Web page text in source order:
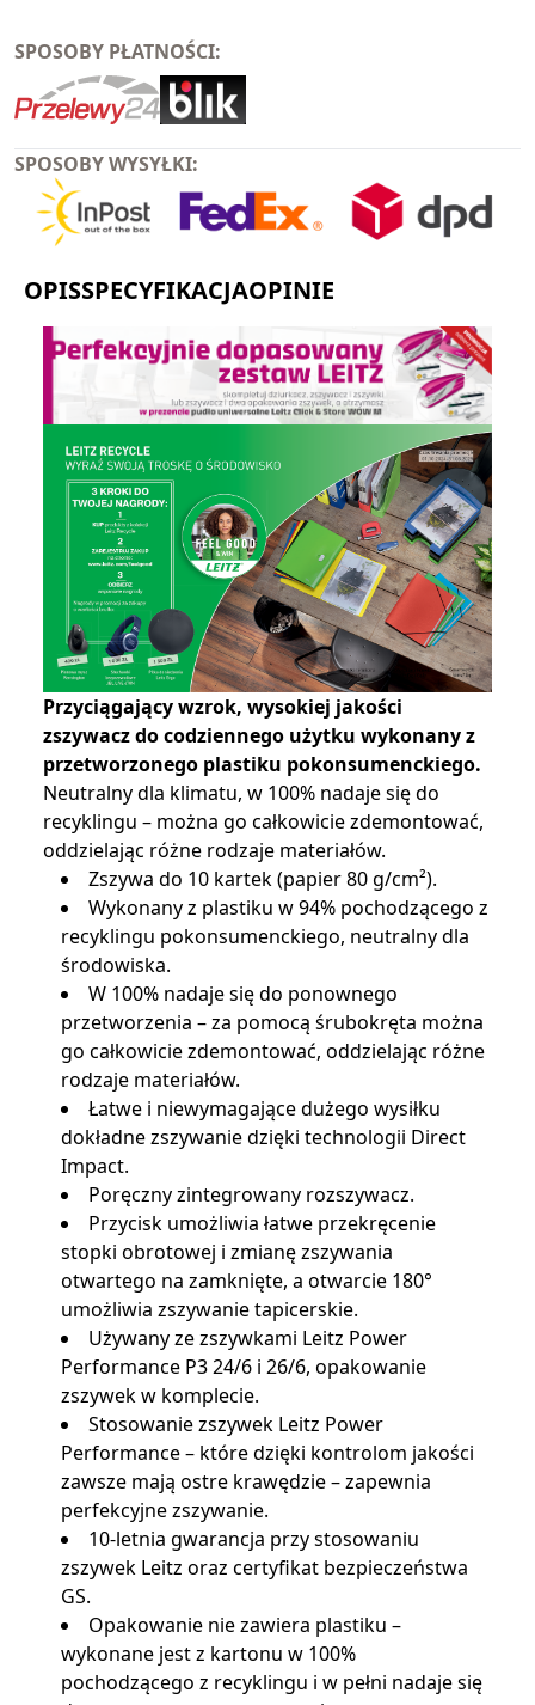
SPOSOBY PŁATNOŚCI:
SPOSOBY WYSYŁKI:
OPISSPECYFIKACJAOPINIE
Przyciągający wzrok, wysokiej jakości
zszywacz do codziennego użytku wykonany z
przetworzonego plastiku pokonsumenckiego.
Neutralny dla klimatu, w 100% nadaje się do
recyklingu – można go całkowicie zdemontować,
oddzielając różne rodzaje materiałów.
Zszywa do 10 kartek (papier 80 g/cm²).
Wykonany z plastiku w 94% pochodzącego z
recyklingu pokonsumenckiego, neutralny dla
środowiska.
W 100% nadaje się do ponownego
przetworzenia – za pomocą śrubokręta można
go całkowicie zdemontować, oddzielając różne
rodzaje materiałów.
Łatwe i niewymagające dużego wysiłku
dokładne zszywanie dzięki technologii Direct
Impact.
Poręczny zintegrowany rozszywacz.
Przycisk umożliwia łatwe przekręcenie
stopki obrotowej i zmianę zszywania
otwartego na zamknięte, a otwarcie 180°
umożliwia zszywanie tapicerskie.
Używany ze zszywkami Leitz Power
Performance P3 24/6 i 26/6, opakowanie
zszywek w komplecie.
Stosowanie zszywek Leitz Power
Performance – które dzięki kontrolom jakości
zawsze mają ostre krawędzie – zapewnia
perfekcyjne zszywanie.
10-letnia gwarancja przy stosowaniu
zszywek Leitz oraz certyfikat bezpieczeństwa
GS.
Opakowanie nie zawiera plastiku –
wykonane jest z kartonu w 100%
pochodzącego z recyklingu i w pełni nadaje się